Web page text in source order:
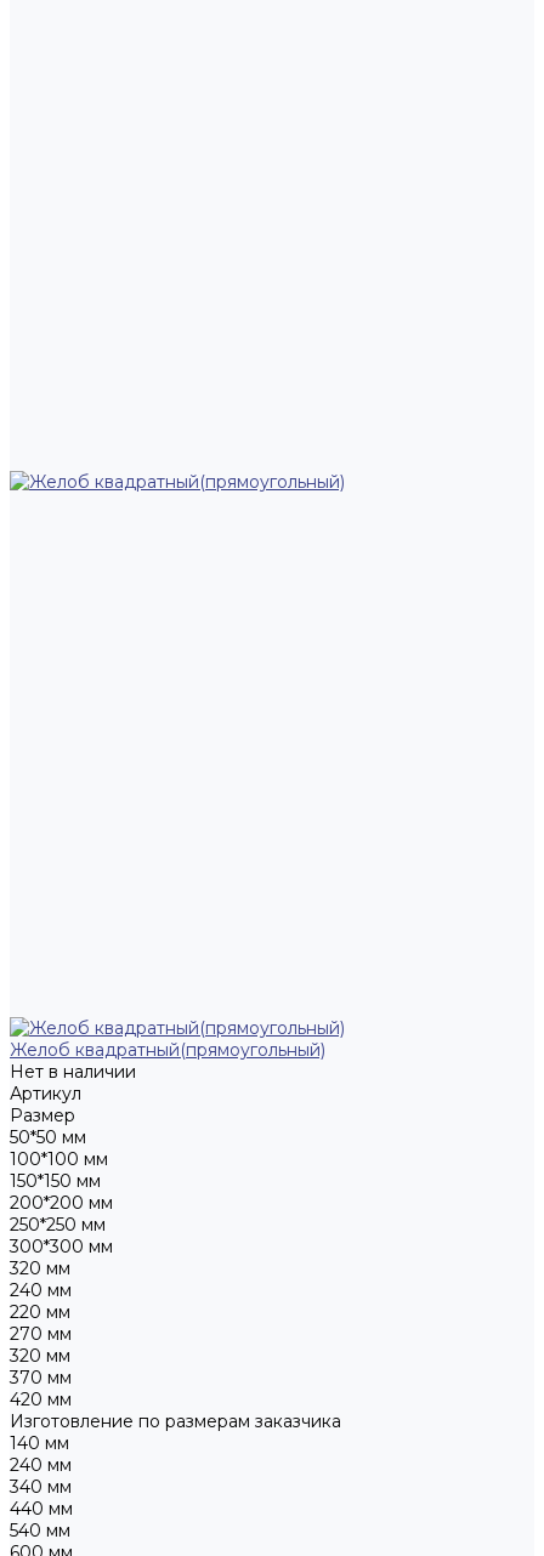
Желоб квадратный(прямоугольный)
Нет в наличии
Артикул
Размер
50*50 мм
100*100 мм
150*150 мм
200*200 мм
250*250 мм
300*300 мм
320 мм
240 мм
220 мм
270 мм
320 мм
370 мм
420 мм
Изготовление по размерам заказчика
140 мм
240 мм
340 мм
440 мм
540 мм